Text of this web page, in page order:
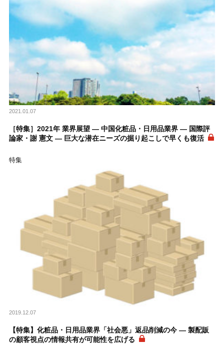
2021.01.07
［特集］2021年 業界展望 ― 中国化粧品・日用品業界 ― 国際評
論家・謝 憲文 ― 巨大な潜在ニーズの掘り起こしで早くも復活
特集
2019.12.07
【特集】化粧品・日用品業界「社会悪」返品削減の今 ― 製配販
の顧客視点の情報共有が可能性を広げる